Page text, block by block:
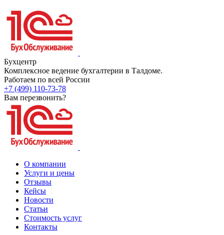
Бухцентр
Комплексное ведение бухгалтерии в Талдоме.
Работаем по всей России
+7 (499) 110-73-78
Вам перезвонить?
О компании
Услуги и цены
Отзывы
Кейсы
Новости
Статьи
Стоимость услуг
Контакты